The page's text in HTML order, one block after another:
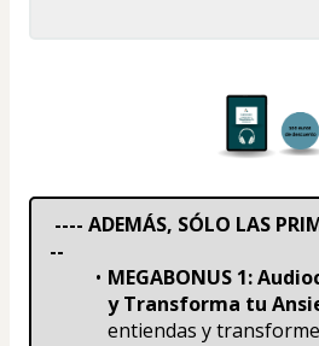
---- ADEMÁS, SÓLO LAS
--
MEGABONUS 1:
y Transforma tu
entiendas y